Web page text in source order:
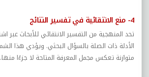
4- منع الانتقائية في تفسير النتائج
تحد المنهجية من التفسير الانتقائي للأبحاث عبر
الأدلة ذات الصلة بالسؤال البحثي. ويؤدي هذا
متوازنة تعكس مجمل المعرفة المتاحة لا جزءًا منها.